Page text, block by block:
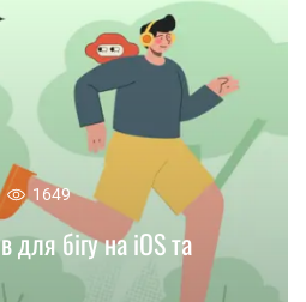
1649
для бігу на iOS та